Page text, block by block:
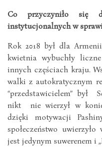
Co przyczyniło się
instytucjonalnych w
Rok 2018 był dla
kwietnia wybuchły
innych częściach kraju.
walki z autokratycznym
“przedstawicielem” był
nikt nie wierzył w
dzięki motywacji
społeczeństwo
jest jedynym suwerenem i